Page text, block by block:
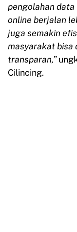
pengolahan
online berjalan
juga semakin
masyarakat bisa
transparan,”
Cilincing.